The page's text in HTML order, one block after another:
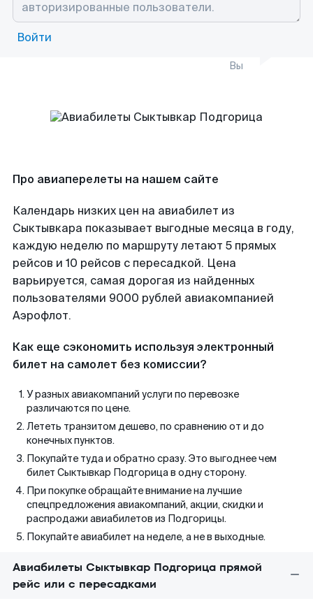
Войти
Вы
Про авиаперелеты на нашем сайте
Календарь низких цен на авиабилет из
Сыктывкара показывает выгодные месяца в году,
каждую неделю по маршруту летают 5 прямых
рейсов и 10 рейсов с пересадкой. Цена
варьируется, самая дорогая из найденных
пользователями 9000 рублей авиакомпанией
Аэрофлот.
Как еще сэкономить используя электронный
билет на самолет без комиссии?
У разных авиакомпаний услуги по перевозке
различаются по цене.
Лететь транзитом дешево, по сравнению от и до
конечных пунктов.
Покупайте туда и обратно сразу. Это выгоднее чем
билет Сыктывкар Подгорица в одну сторону.
При покупке обращайте внимание на лучшие
спецпредложения авиакомпаний, акции, скидки и
распродажи авиабилетов из Подгорицы.
Покупайте авиабилет на неделе, а не в выходные.
Авиабилеты Сыктывкар Подгорица прямой
рейс или с пересадками